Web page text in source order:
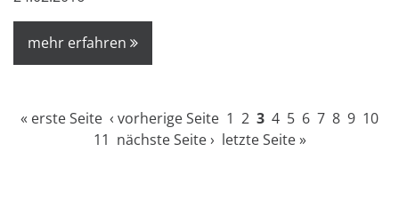
mehr erfahren
Seiten
« erste Seite ‹ vorherige Seite 1 2 3 4 5 6 7 8 9 10
11 nächste Seite › letzte Seite »